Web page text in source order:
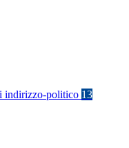
indirizzo-politico 13